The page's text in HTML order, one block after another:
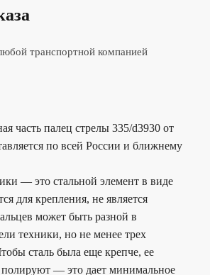
транспортной компанией
часть палец стрелы 335/d3930 от
по всей России и ближнему
— это стальной элемент в виде
для крепления, не является
может быть разной в
техники, но не менее трех
сталь была еще крепче, ее
полируют — это дает минимальное